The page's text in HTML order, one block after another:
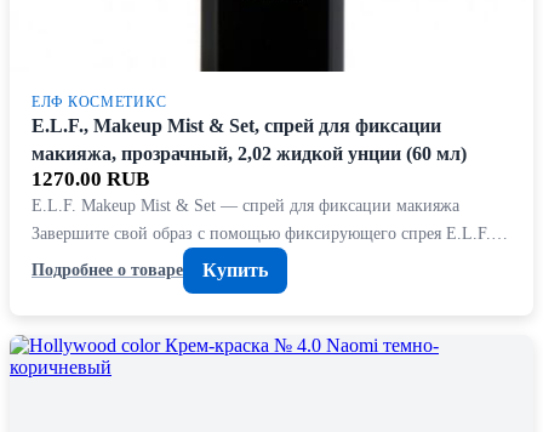
ЕЛФ КОСМЕТИКС
E.L.F., Makeup Mist & Set, спрей для фиксации
макияжа, прозрачный, 2,02 жидкой унции (60 мл)
1270.00 RUB
E.L.F. Makeup Mist & Set — спрей для фиксации макияжа
Завершите свой образ с помощью фиксирующего спрея E.L.F.…
Подробнее о товаре
Купить